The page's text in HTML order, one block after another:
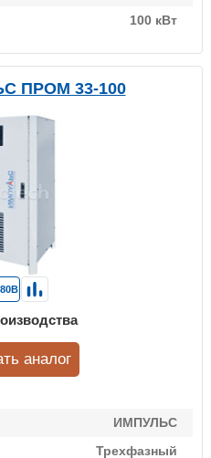
100 кВт
ПРОМ 33-100
ИМПУЛЬС
Трехфазный
аналог